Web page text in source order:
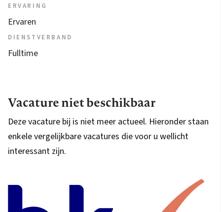
ERVARING
Ervaren
DIENSTVERBAND
Fulltime
Vacature niet beschikbaar
Deze vacature bij is niet meer actueel. Hieronder staan
enkele vergelijkbare vacatures die voor u wellicht
interessant zijn.